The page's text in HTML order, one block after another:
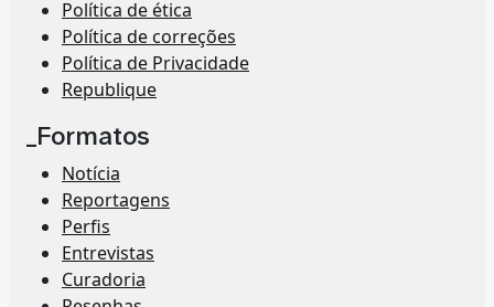
Política de ética
Política de correções
Política de Privacidade
Republique
_Formatos
Notícia
Reportagens
Perfis
Entrevistas
Curadoria